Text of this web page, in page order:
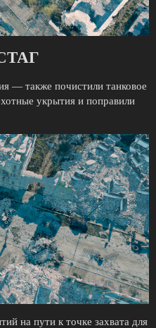
— также почистили танковое
укрытия и поправили
на пути к точке захвата для